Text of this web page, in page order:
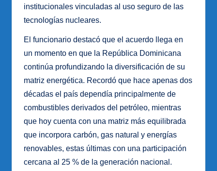
institucionales vinculadas al uso seguro de las
tecnologías nucleares.
El funcionario destacó que el acuerdo llega en
un momento en que la República Dominicana
continúa profundizando la diversificación de su
matriz energética. Recordó que hace apenas dos
décadas el país dependía principalmente de
combustibles derivados del petróleo, mientras
que hoy cuenta con una matriz más equilibrada
que incorpora carbón, gas natural y energías
renovables, estas últimas con una participación
cercana al 25 % de la generación nacional.